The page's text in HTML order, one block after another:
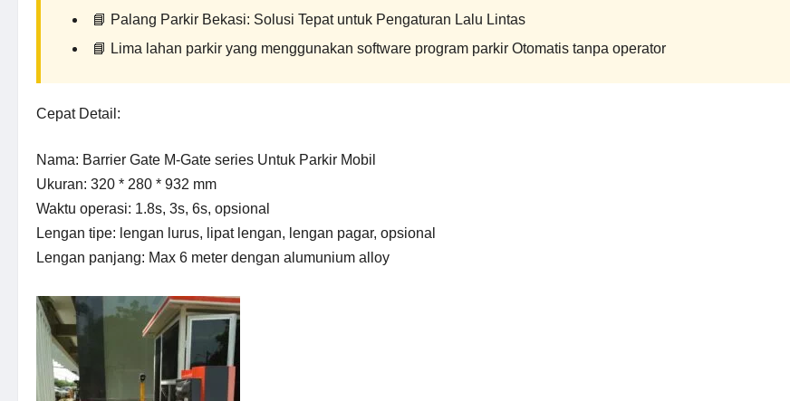
📘 Palang Parkir Bekasi: Solusi Tepat untuk Pengaturan Lalu Lintas
📘 Lima lahan parkir yang menggunakan software program parkir Otomatis tanpa operator
Cepat Detail:
Nama: Barrier Gate M-Gate series Untuk Parkir Mobil
Ukuran: 320 * 280 * 932 mm
Waktu operasi: 1.8s, 3s, 6s, opsional
Lengan tipe: lengan lurus, lipat lengan, lengan pagar, opsional
Lengan panjang: Max 6 meter dengan alumunium alloy